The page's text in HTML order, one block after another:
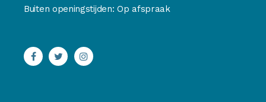
Buiten openingstijden: Op afspraak